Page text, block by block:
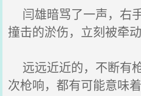
闫雄暗骂了一声，右
撞击的淤伤，立刻被牵
远远近近的，不断有
次枪响，都有可能意味